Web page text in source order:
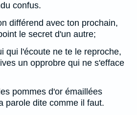
confus.
différend avec ton prochain,
le secret d'un autre;
qui l'écoute ne te le reproche,
un opprobre qui ne s'efface
pommes d'or émaillées
parole dite comme il faut.